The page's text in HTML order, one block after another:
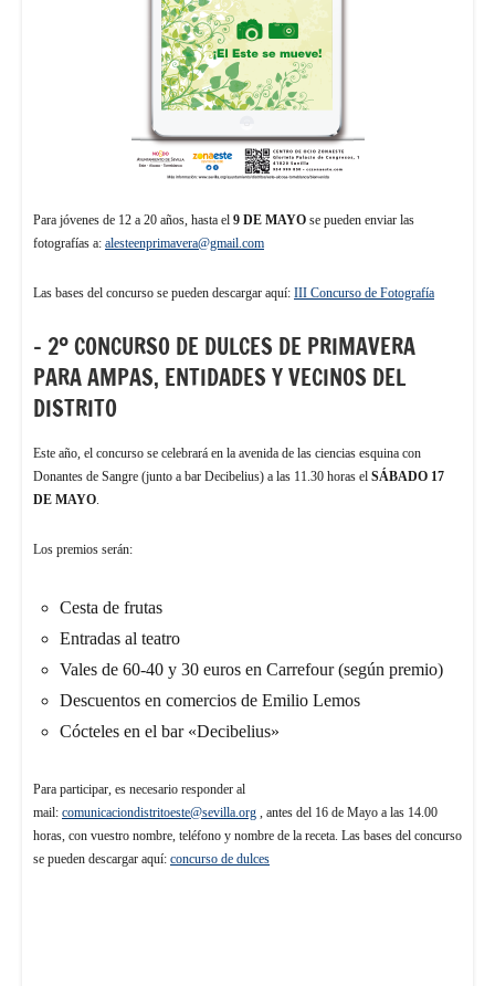
Para jóvenes de 12 a 20 años, hasta el 9 DE MAYO se pueden enviar las
fotografías a: alesteenprimavera@gmail.com
Las bases del concurso se pueden descargar aquí: III Concurso de Fotografía
– 2º CONCURSO DE DULCES DE PRIMAVERA
PARA AMPAS, ENTIDADES Y VECINOS DEL
DISTRITO
Este año, el concurso se celebrará en la avenida de las ciencias esquina con
Donantes de Sangre (junto a bar Decibelius) a las 11.30 horas el SÁBADO 17
DE MAYO
Los premios serán:
Cesta de frutas
Entradas al teatro
Vales de 60-40 y 30 euros en Carrefour (según premio)
Descuentos en comercios de Emilio Lemos
Cócteles en el bar «Decibelius»
Para participar, es necesario responder al
mail: comunicaciondistritoeste@sevilla.org , antes del 16 de Mayo a las 14.00
horas, con vuestro nombre, teléfono y nombre de la receta. Las bases del concurso
se pueden descargar aquí: concurso de dulces